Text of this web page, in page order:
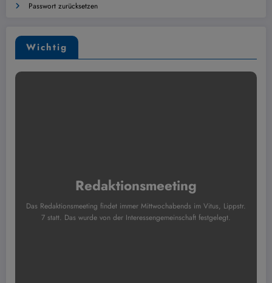
Passwort zurücksetzen
Wichtig
Redaktionsmeeting
Das Redaktionsmeeting findet immer Mittwochabends im Vitus, Lippstr.
7 statt. Das wurde von der Interessengemeinschaft festgelegt.